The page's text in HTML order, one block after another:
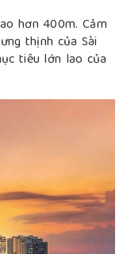
hơn 400m. Cảm
thịnh của Sài
tiêu lớn lao của